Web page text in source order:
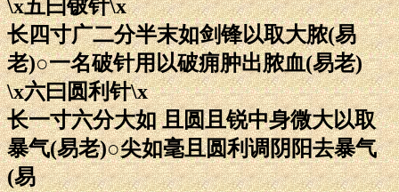
\x五曰铍针\x
长四寸广二分半末如剑锋以取大脓(易
老)○一名破针用以破痈肿出脓血(易老)
\x六曰圆利针\x
长一寸六分大如 且圆且锐中身微大以取
暴气(易老)○尖如毫且圆利调阴阳去暴气
(易